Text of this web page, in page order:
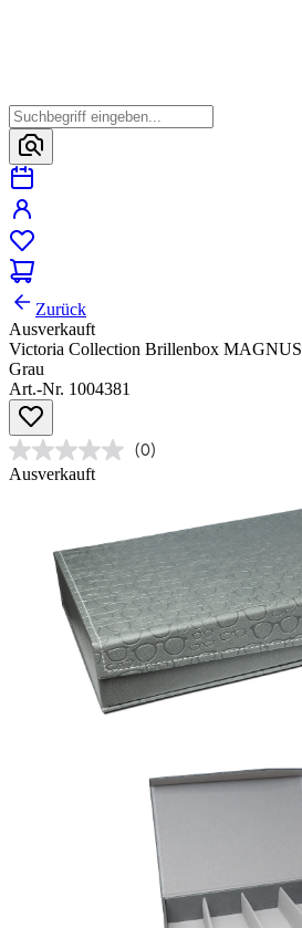
Zurück
Ausverkauft
Victoria Collection Brillenbox MAGNUS
Grau
Art.-Nr. 1004381
(0)
Ausverkauft